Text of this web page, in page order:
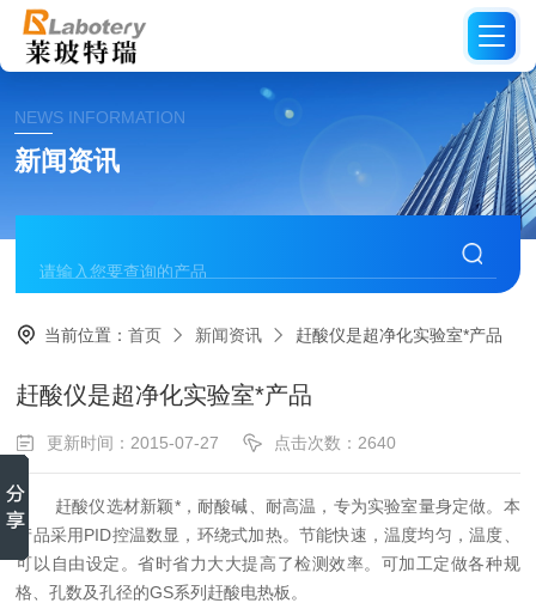
NEWS INFORMATION
新闻资讯
当前位置：首页 新闻资讯 赶酸仪是超净化实验室*产品
赶酸仪是超净化实验室*产品
更新时间：2015-07-27 点击次数：2640
赶酸仪选材新颖*，耐酸碱、耐高温，专为实验室量身定做。本
产品采用PID控温数显，环绕式加热。节能快速，温度均匀，温度、
可以自由设定。省时省力大大提高了检测效率。可加工定做各种规
格、孔数及孔径的GS系列赶酸电热板。